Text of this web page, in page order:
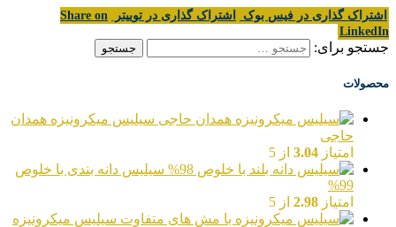
اشتراک گذاری در فیس بوک اشتراک گذاری در توییتر
Share on
LinkedIn
جستجو برای:
محصولات
سیلیس میکرونیزه همدان
حاجی
امتیاز 3.04 از 5
سیلیس دانه بندی با خلوص
99%
امتیاز 2.98 از 5
سیلیس میکرونیزه